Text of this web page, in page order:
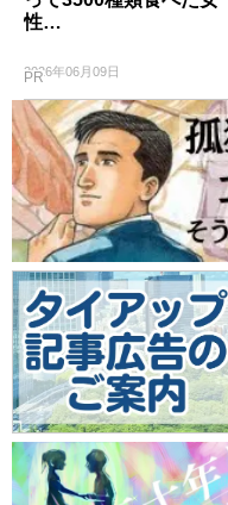
性…
2026年06月09日
PR